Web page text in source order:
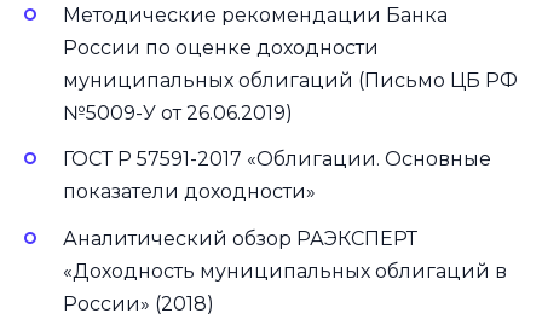
Методические рекомендации Банка
России по оценке доходности
муниципальных облигаций (Письмо ЦБ РФ
№5009-У от 26.06.2019)
ГОСТ Р 57591-2017 «Облигации. Основные
показатели доходности»
Аналитический обзор РАЭКСПЕРТ
«Доходность муниципальных облигаций в
России» (2018)